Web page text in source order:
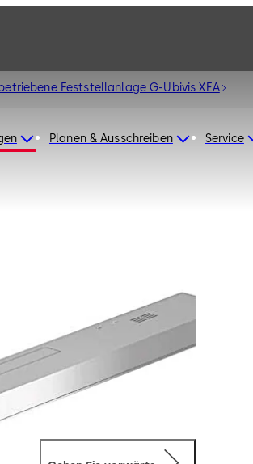
Planen & Ausschreiben Service
Feststellanlage G-Ubivis XEA